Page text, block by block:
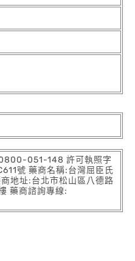
051-148 許可執照字
號 藥商名稱:台灣屈臣氏
地址:台北市松山區八德路
藥商諮詢專線: